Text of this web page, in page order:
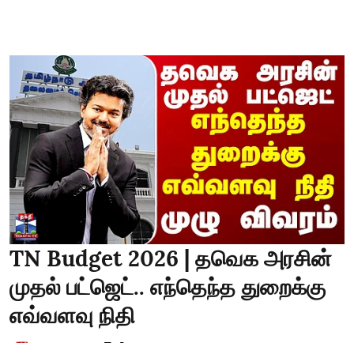
TN Budget 2026 | தவெக அரசின்
முதல் பட்ஜெட்.. எந்தெந்த துறைக்கு
எவ்வளவு நிதி